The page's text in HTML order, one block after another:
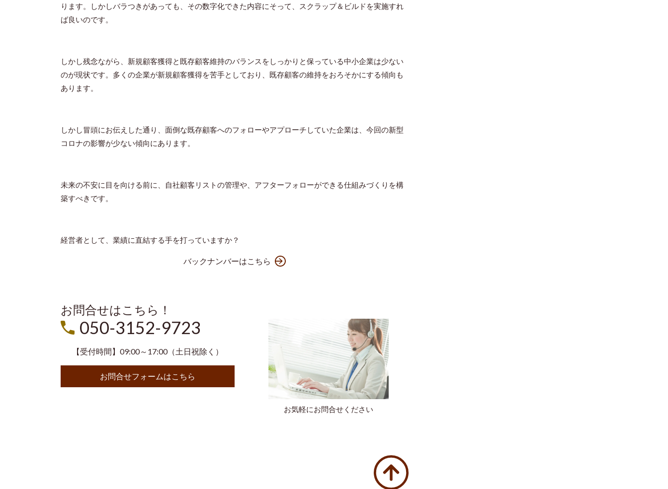
ります。しかしバラつきがあっても、その数字化できた内容にそって、スクラップ＆ビルドを実施すれ
ば良いのです。
しかし残念ながら、新規顧客獲得と既存顧客維持のバランスをしっかりと保っている中小企業は少ない
のが現状です。多くの企業が新規顧客獲得を苦手としており、既存顧客の維持をおろそかにする傾向も
あります。
しかし冒頭にお伝えした通り、面倒な既存顧客へのフォローやアプローチしていた企業は、今回の新型
コロナの影響が少ない傾向にあります。
未来の不安に目を向ける前に、自社顧客リストの管理や、アフターフォローができる仕組みづくりを構
築すべきです。
経営者として、業績に直結する手を打っていますか？
バックナンバーはこちら
お問合せはこちら！
お気軽にお問合せください
050-3152-9723
【受付時間】09:00～17:00（土日祝除く）
お問合せフォームはこちら